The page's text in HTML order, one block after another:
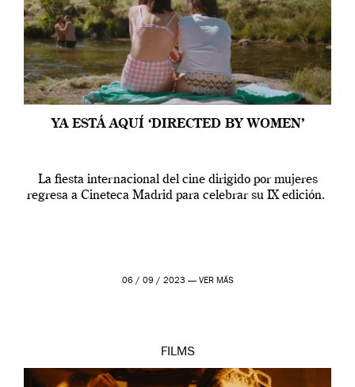
YA ESTÁ AQUÍ ‘DIRECTED BY WOMEN’
La fiesta internacional del cine dirigido por mujeres
regresa a Cineteca Madrid para celebrar su IX edición.
06 / 09 / 2023 — VER MÁS
FILMS